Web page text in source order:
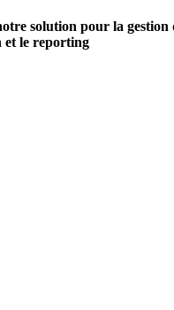
solution pour la gestion
et le reporting